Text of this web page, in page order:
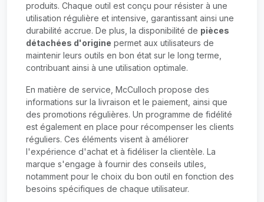
produits. Chaque outil est conçu pour résister à une
utilisation régulière et intensive, garantissant ainsi une
durabilité accrue. De plus, la disponibilité de pièces
détachées d'origine permet aux utilisateurs de
maintenir leurs outils en bon état sur le long terme,
contribuant ainsi à une utilisation optimale.
En matière de service, McCulloch propose des
informations sur la livraison et le paiement, ainsi que
des promotions régulières. Un programme de fidélité
est également en place pour récompenser les clients
réguliers. Ces éléments visent à améliorer
l'expérience d'achat et à fidéliser la clientèle. La
marque s'engage à fournir des conseils utiles,
notamment pour le choix du bon outil en fonction des
besoins spécifiques de chaque utilisateur.